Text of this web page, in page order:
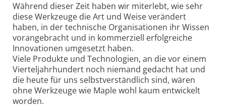
Während dieser Zeit haben wir miterlebt, wie sehr
diese Werkzeuge die Art und Weise verändert
haben, in der technische Organisationen ihr Wissen
vorangebracht und in kommerziell erfolgreiche
Innovationen umgesetzt haben.
Viele Produkte und Technologien, an die vor einem
Vierteljahrhundert noch niemand gedacht hat und
die heute für uns selbstverständlich sind, wären
ohne Werkzeuge wie Maple wohl kaum entwickelt
worden.